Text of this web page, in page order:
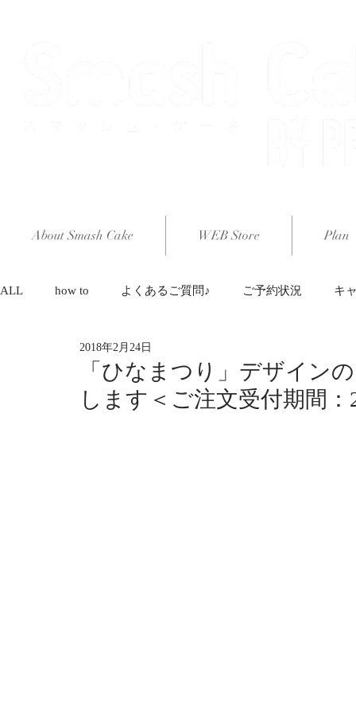
About Smash Cake WEB Store Plan
ALL how to よくあるご質問♪ ご予約状況 キ
「ひなまつり」デザイン
します＜ご注文受付期間：
2018年2月24日